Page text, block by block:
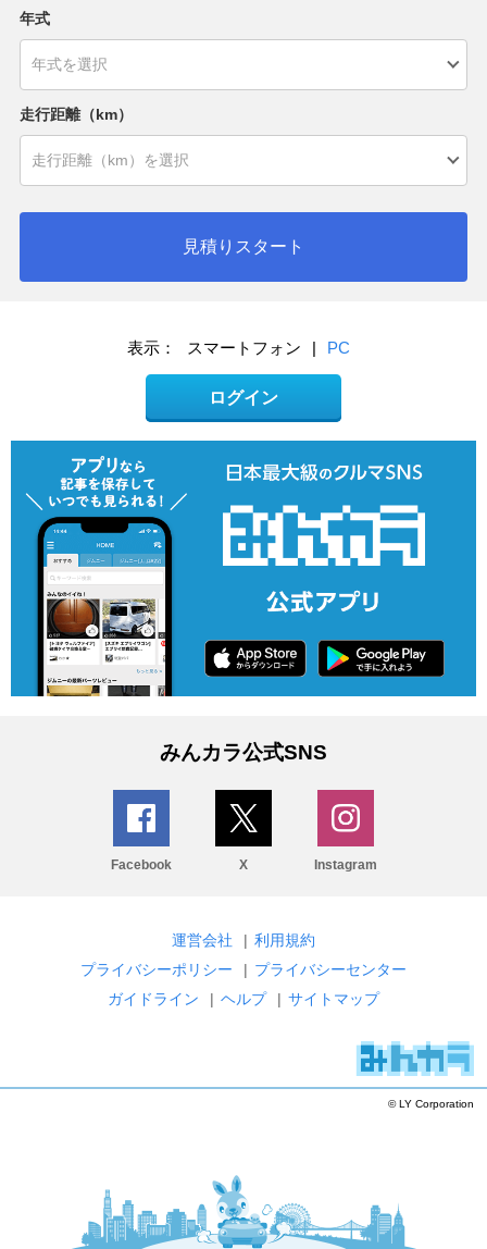
年式
走行距離（km）
見積りスタート
表示： スマートフォン | PC
ログイン
みんカラ公式SNS
Facebook X Instagram
運営会社 | 利用規約
プライバシーポリシー
| プライバシーセンター
ガイドライン
| ヘルプ | サイトマップ
© LY Corporation